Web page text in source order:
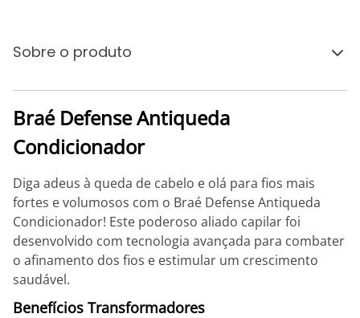
Sobre o produto
Braé Defense Antiqueda
Condicionador
Diga adeus à queda de cabelo e olá para fios mais
fortes e volumosos com o Braé Defense Antiqueda
Condicionador! Este poderoso aliado capilar foi
desenvolvido com tecnologia avançada para combater
o afinamento dos fios e estimular um crescimento
saudável.
Benefícios Transformadores